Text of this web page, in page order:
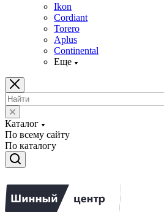
Ikon
Cordiant
Torero
Aplus
Continental
Еще
Каталог
По всему сайту
По каталогу